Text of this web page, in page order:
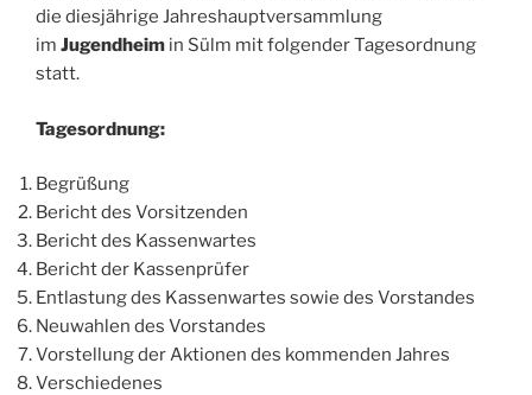
die diesjährige Jahreshauptversammlung
im Jugendheim in Sülm mit folgender Tagesordnung
statt.
Tagesordnung:
Begrüßung
Bericht des Vorsitzenden
Bericht des Kassenwartes
Bericht der Kassenprüfer
Entlastung des Kassenwartes sowie des Vorstandes
Neuwahlen des Vorstandes
Vorstellung der Aktionen des kommenden Jahres
Verschiedenes